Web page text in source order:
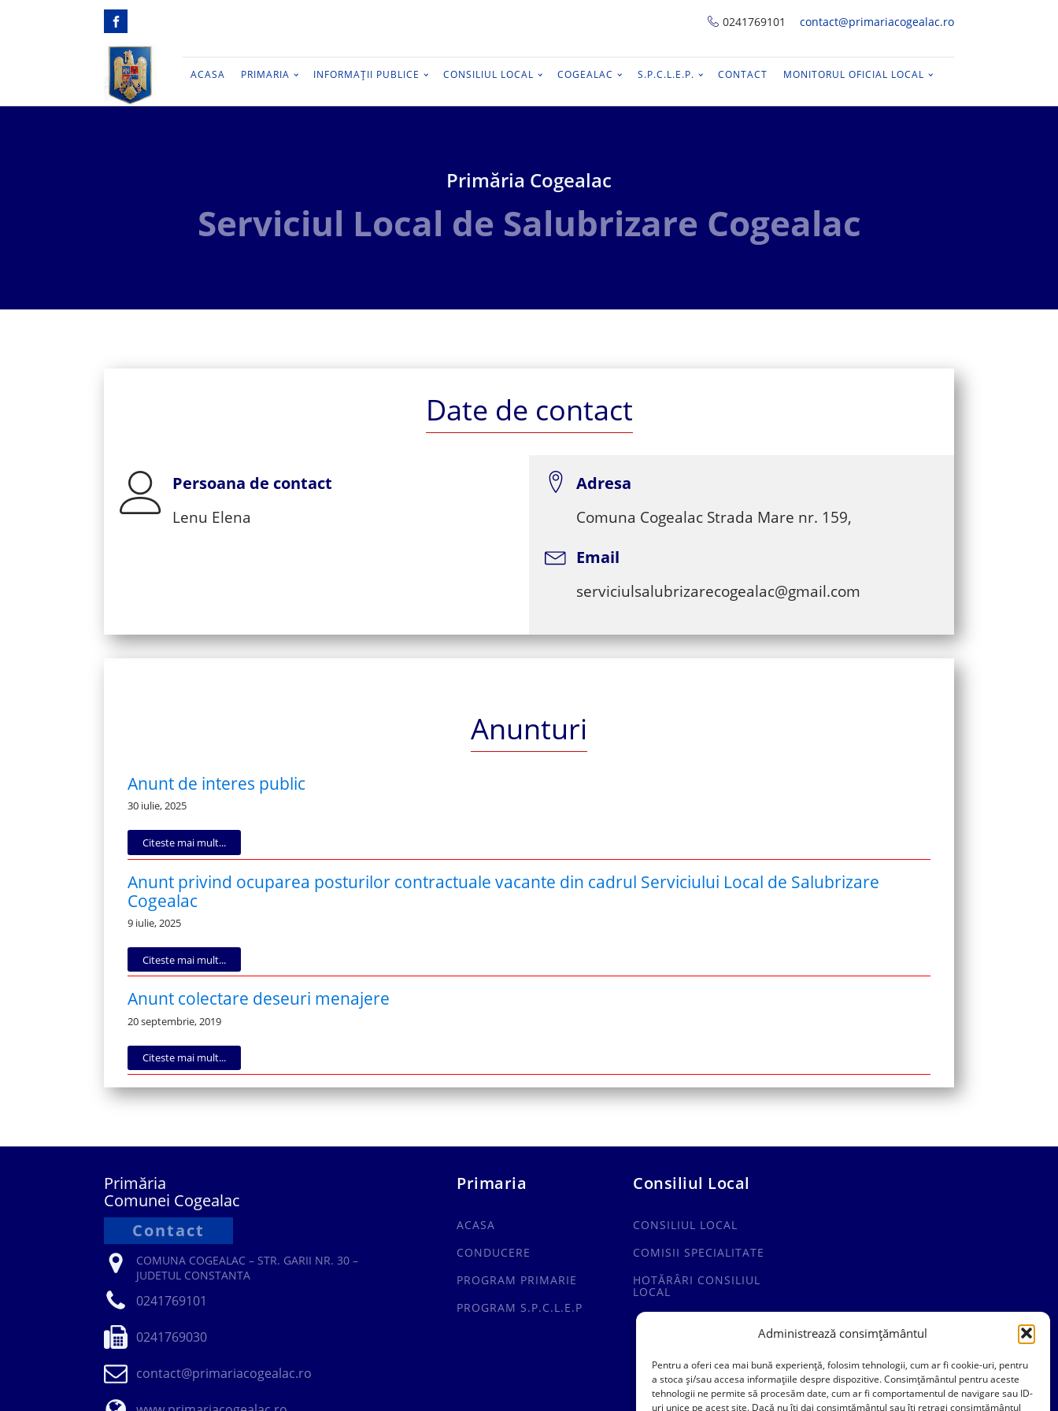
Administrează consimțământul
Pentru a oferi cea mai bună experiență, folosim tehnologii, cum ar fi cookie-uri, pentru
a stoca și/sau accesa informațiile despre dispozitive. Consimțământul pentru aceste
tehnologii ne permite să procesăm date, cum ar fi comportamentul de navigare sau ID-
uri unice pe acest site. Dacă nu îți dai consimțământul sau îți retragi consimțământul
0241769101 contact@primariacogealac.ro
ACASA PRIMARIA INFORMAȚII PUBLICE CONSILIUL LOCAL COGEALAC S.P.C.L.E.P. CONTACT MONITORUL OFICIAL LOCAL
Primăria Cogealac
Serviciul Local de Salubrizare Cogealac
Date de contact
Persoana de contact
Lenu Elena
Adresa
Comuna Cogealac Strada Mare nr. 159,
Email
serviciulsalubrizarecogealac@gmail.com
Anunturi
Anunt de interes public
30 iulie, 2025
Citeste mai mult...
Anunt privind ocuparea posturilor contractuale vacante din cadrul Serviciului Local de Salubrizare
Cogealac
9 iulie, 2025
Citeste mai mult...
Anunt colectare deseuri menajere
20 septembrie, 2019
Citeste mai mult...
Primăria
Comunei Cogealac
Contact
COMUNA COGEALAC – STR. GARII NR. 30 –
JUDETUL CONSTANTA
0241769101
0241769030
contact@primariacogealac.ro
Primaria
ACASA
CONDUCERE
PROGRAM PRIMARIE
PROGRAM S.P.C.L.E.P
Consiliul Local
CONSILIUL LOCAL
COMISII SPECIALITATE
HOTĂRÂRI CONSILIUL
LOCAL